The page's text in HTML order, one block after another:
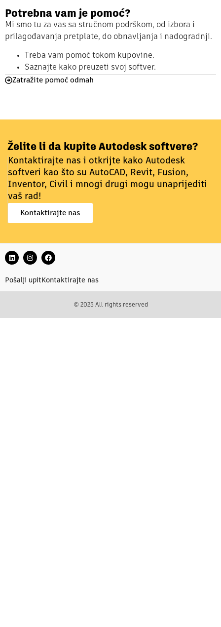
Potrebna vam je pomoć?
Mi smo tu za vas sa stručnom podrškom, od izbora i
prilagođavanja pretplate, do obnavljanja i nadogradnji.
Treba vam pomoć tokom kupovine.
Saznajte kako preuzeti svoj softver.
Zatražite pomoć odmah
Želite li da kupite Autodesk softvere?
Kontaktirajte nas i otkrijte kako Autodesk
softveri kao što su AutoCAD, Revit, Fusion,
Inventor, Civil i mnogi drugi mogu unaprijediti
vaš rad!
Kontaktirajte nas
Pošalji upit Kontaktirajte nas
© 2025 All rights reserved